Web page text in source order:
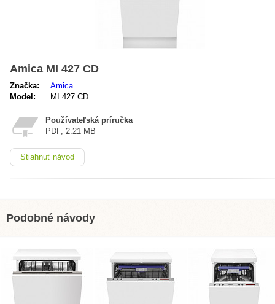
Amica MI 427 CD
Značka:
Amica
Model:
MI 427 CD
Používateľská príručka
PDF, 2.21 MB
Stiahnuť návod
Podobné návody